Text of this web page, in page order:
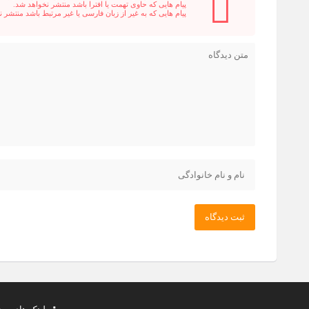
پیام هایی که حاوی تهمت یا افترا باشد منتشر نخواهد شد.
پیام هایی که به غیر از زبان فارسی یا غیر مرتبط باشد منتشر
ثبت دیدگاه